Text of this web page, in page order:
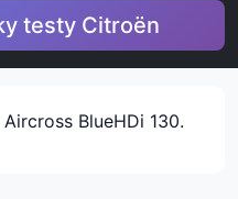
testy Citroën
BlueHDi 130.